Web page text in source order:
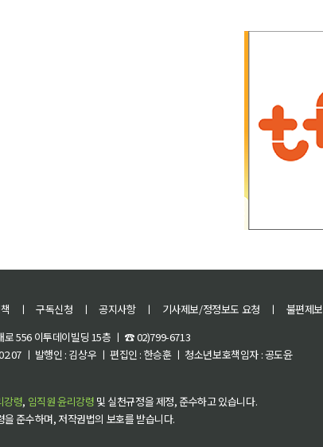
ㅣ 구독신청 ㅣ 공지사항 ㅣ 기사제보/정정보도 요청 ㅣ 불편제보
로 556 이투데이빌딩 15층 ㅣ ☎ 02)799-6713
ㅣ 발행인 : 김상우 ㅣ 편집인 : 한승훈 ㅣ 청소년보호책임자 : 공도윤
강령, 임직원 윤리강령 및 실천규정을 제정, 준수하고 있습니다.
준수하며, 저작권법의 보호를 받습니다.